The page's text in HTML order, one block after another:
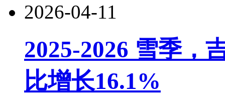
2026-04-11
2025-2026 雪季，
比增长16.1%